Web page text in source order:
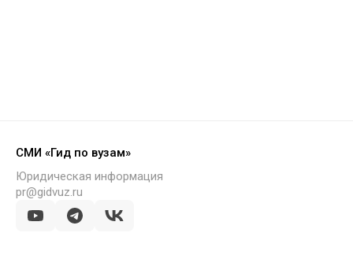
СМИ «Гид по вузам»
Юридическая информация
pr@gidvuz.ru